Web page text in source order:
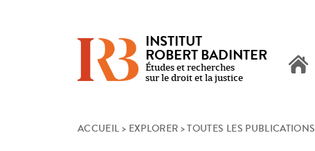
INSTITUT
ROBERT BADINTER
Études et recherches
sur le droit et la justice
ACCUEIL > EXPLORER >TOUTES LES PUBLICATIONS